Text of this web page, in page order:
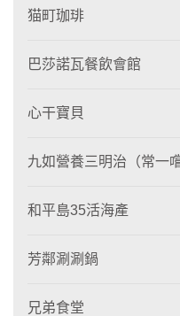
猫町珈琲
巴莎諾瓦餐飲會館
心干寶貝
九如營養三明治（常一嚐
和平島35活海產
芳鄰涮涮鍋
兄弟食堂